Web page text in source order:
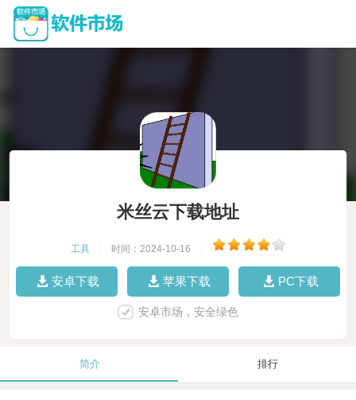
米丝云下载地址
工具 时间：2024-10-16
安卓下载 苹果下载 PC下载
安卓市场，安全绿色
简介 排行